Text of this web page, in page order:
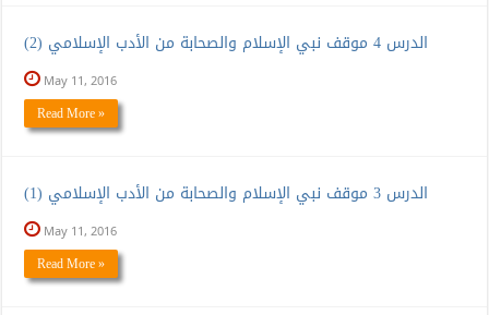
الدرس 4 موقف نبي الإسلام والصحابة من الأدب الإسلامي (2)
May 11, 2016
Read More »
الدرس 3 موقف نبي الإسلام والصحابة من الأدب الإسلامي (1)
May 11, 2016
Read More »